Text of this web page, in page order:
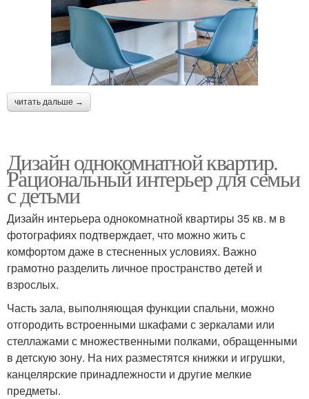
читать дальше →
Дизайн однокомнатной квартир.
Рациональный интерьер для семьи
с детьми
Дизайн интерьера однокомнатной квартиры 35 кв. м в
фотографиях подтверждает, что можно жить с
комфортом даже в стесненных условиях. Важно
грамотно разделить личное пространство детей и
взрослых.
Часть зала, выполняющая функции спальни, можно
отгородить встроенными шкафами с зеркалами или
стеллажами с множественными полками, обращенными
в детскую зону. На них разместятся книжки и игрушки,
канцелярские принадлежности и другие мелкие
предметы.